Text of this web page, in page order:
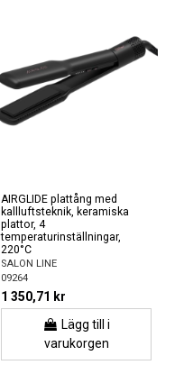
AIRGLIDE plattång med
kallluftsteknik, keramiska
plattor, 4
temperaturinställningar,
220°C
SALON LINE
09264
1 350,71 kr
Lägg till i
varukorgen